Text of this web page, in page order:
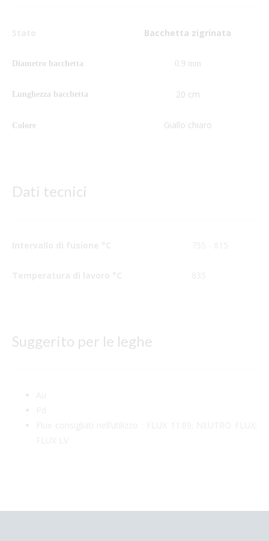
Bacchetta zigrinata
Diametro bacchetta 0.9 mm
Lunghezza bacchetta 20 cm
Colore Giallo chiaro
Dati tecnici
Suggerito per le leghe